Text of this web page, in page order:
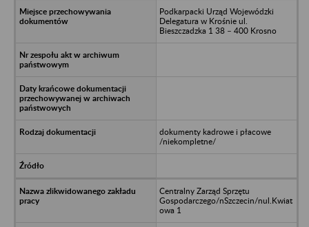
Podkarpacki Urząd Wojewódzki
Delegatura w Krośnie ul.
Bieszczadzka 1 38 – 400 Krosno
dokumenty kadrowe i płacowe
/niekompletne/
Centralny Zarząd Sprzętu
Gospodarczego/nSzczecin/nul.Kwiat
owa 1